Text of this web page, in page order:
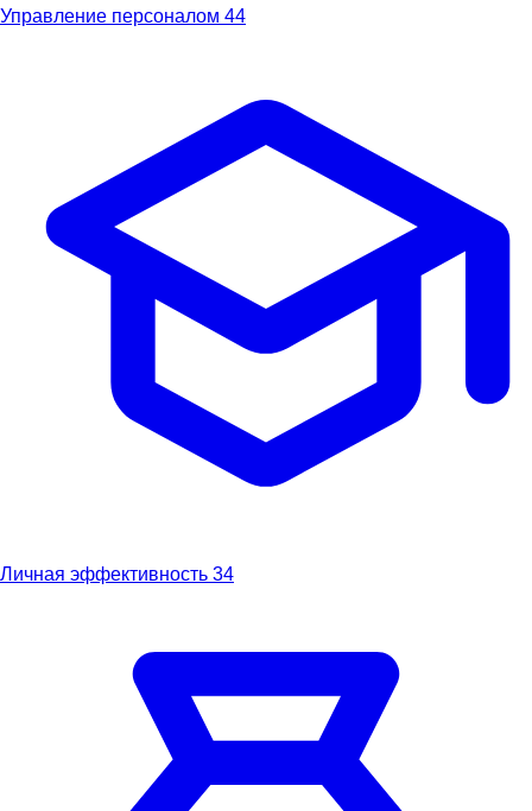
Управление персоналом 44
Личная эффективность 34